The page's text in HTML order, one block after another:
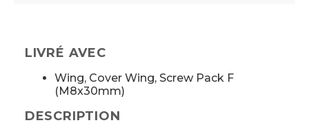
LIVRÉ AVEC
Wing, Cover Wing, Screw Pack F
(M8x30mm)
DESCRIPTION